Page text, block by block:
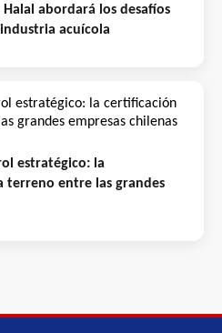
abordará los desafíos
acuícola
estratégico: la
terreno entre las grandes